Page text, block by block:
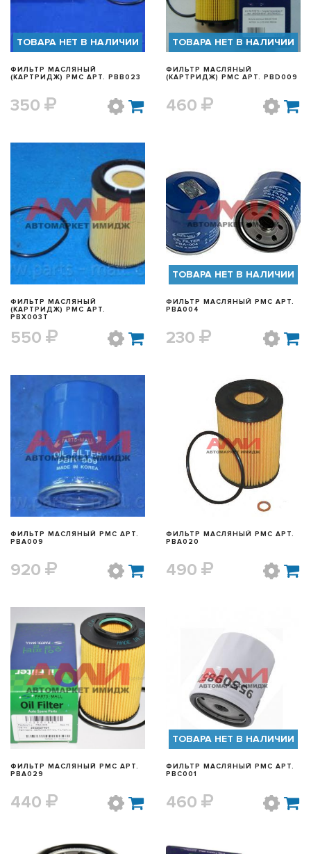
ТОВАРА НЕТ В НАЛИЧИИ
ФИЛЬТР МАСЛЯНЫЙ
(КАРТРИДЖ) PMC АРТ. PBB023
350
ТОВАРА НЕТ В НАЛИЧИИ
ФИЛЬТР МАСЛЯНЫЙ
(КАРТРИДЖ) PMC АРТ. PBD009
460
БЫСТРЫЙ ПРОСМОТР
ФИЛЬТР МАСЛЯНЫЙ
(КАРТРИДЖ) PMC АРТ.
PBX003T
550
БЫСТРЫЙ ПРОСМОТР
ТОВАРА НЕТ В НАЛИЧИИ
ФИЛЬТР МАСЛЯНЫЙ PMC АРТ.
PBA004
230
БЫСТРЫЙ ПРОСМОТР
ФИЛЬТР МАСЛЯНЫЙ PMC АРТ.
PBA009
920
БЫСТРЫЙ ПРОСМОТР
ФИЛЬТР МАСЛЯНЫЙ PMC АРТ.
PBA020
490
БЫСТРЫЙ ПРОСМОТР
ФИЛЬТР МАСЛЯНЫЙ PMC АРТ.
PBA029
440
БЫСТРЫЙ ПРОСМОТР
ТОВАРА НЕТ В НАЛИЧИИ
ФИЛЬТР МАСЛЯНЫЙ PMC АРТ.
PBC001
460